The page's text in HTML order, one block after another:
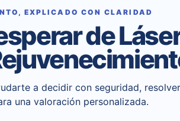
EXPLICADO CON CLARIDAD
de
a decidir con seguridad,
una valoración personalizada.